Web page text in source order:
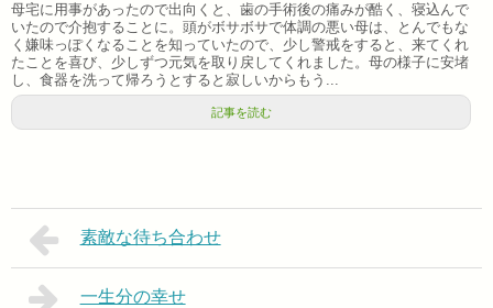
母宅に用事があったので出向くと、歯の手術後の痛みが酷く、寝込んで
いたので介抱することに。頭がボサボサで体調の悪い母は、とんでもな
く嫌味っぽくなることを知っていたので、少し警戒をすると、来てくれ
たことを喜び、少しずつ元気を取り戻してくれました。母の様子に安堵
し、食器を洗って帰ろうとすると寂しいからもう...
記事を読む
素敵な待ち合わせ
一生分の幸せ